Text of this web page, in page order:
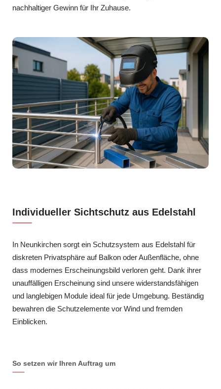
nachhaltiger Gewinn für Ihr Zuhause.
Individueller Sichtschutz aus Edelstahl
In Neunkirchen sorgt ein Schutzsystem aus Edelstahl für
diskreten Privatsphäre auf Balkon oder Außenfläche, ohne
dass modernes Erscheinungsbild verloren geht. Dank ihrer
unauffälligen Erscheinung sind unsere widerstandsfähigen
und langlebigen Module ideal für jede Umgebung. Beständig
bewahren die Schutzelemente vor Wind und fremden
Einblicken.
So setzen wir Ihren Auftrag um